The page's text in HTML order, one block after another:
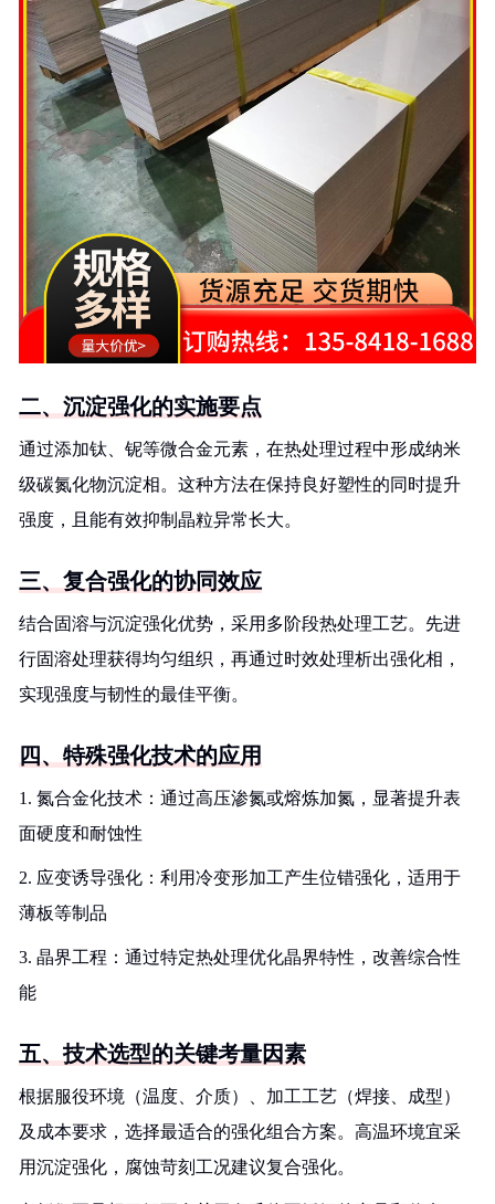
二、沉淀强化的实施要点
通过添加钛、铌等微合金元素，在热处理过程中形成纳米
级碳氮化物沉淀相。这种方法在保持良好塑性的同时提升
强度，且能有效抑制晶粒异常长大。
三、复合强化的协同效应
结合固溶与沉淀强化优势，采用多阶段热处理工艺。先进
行固溶处理获得均匀组织，再通过时效处理析出强化相，
实现强度与韧性的最佳平衡。
四、特殊强化技术的应用
1. 氮合金化技术：通过高压渗氮或熔炼加氮，显著提升表
面硬度和耐蚀性
2. 应变诱导强化：利用冷变形加工产生位错强化，适用于
薄板等制品
3. 晶界工程：通过特定热处理优化晶界特性，改善综合性
能
五、技术选型的关键考量因素
根据服役环境（温度、介质）、加工工艺（焊接、成型）
及成本要求，选择最适合的强化组合方案。高温环境宜采
用沉淀强化，腐蚀苛刻工况建议复合强化。